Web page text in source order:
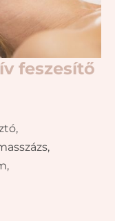
feszesítő